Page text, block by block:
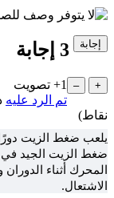
3 إجابة
+1 تصويت
تم الرد عليه
نقاط)
يلعب ضغط الزيت
ضغط الزيت الجيد
المحرك أثناء
الاشتعال.